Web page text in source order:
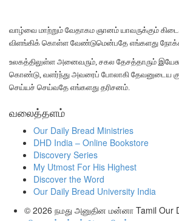
வாழ்வை மாற்றும் வேதாகம ஞானம் யாவருக்கும்
விளங்கிக் கொள்ள வேண்டுமென்பதே எங்களது
உலகத்திலுள்ள அனைவரும், சகல தேசத்தாரும்
கொண்டு, வளர்ந்து அவரைப் போலாகி தேவனுடைய
செய்யச் செய்வதே எங்களது தரிசனம்.
வலைத்தளம்
Our Daily Bread Ministries
DHD India – Online Bookstore
Discovery Series
My Utmost For His Highest
Discover the Word
Our Daily Bread University India
© 2026 நமது அனுதின மன்னா Tamil Our